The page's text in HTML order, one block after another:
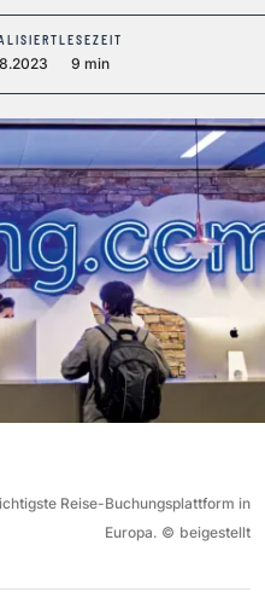
LESEZEIT
9 min
Reise-Buchungsplattform in
Europa. © beigestellt